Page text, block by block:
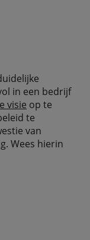
in een bedrijf
visie op te
te
van
Wees hierin